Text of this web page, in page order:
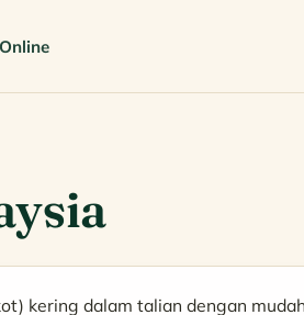
kering dalam talian dengan